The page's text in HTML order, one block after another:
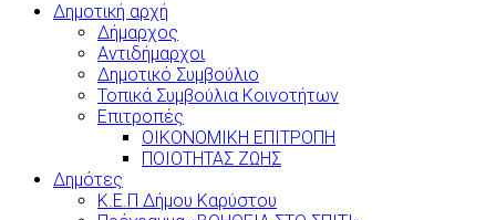
Δημοτική αρχή
Δήμαρχος
Αντιδήμαρχοι
Δημοτικό Συμβούλιο
Τοπικά Συμβούλια Κοινοτήτων
Επιτροπές
ΟΙΚΟΝΟΜΙΚΗ ΕΠΙΤΡΟΠΗ
ΠΟΙΟΤΗΤΑΣ ΖΩΗΣ
Δημότες
Κ.Ε.Π Δήμου Καρύστου